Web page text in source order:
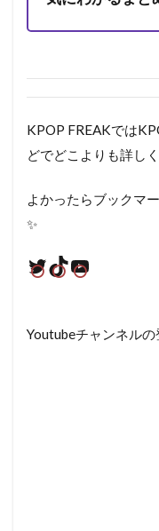
KPOP FREAKでは
どでどこよりも詳し
よかったらブックマ
✨
Twitter
TikTok
YouTube
Youtubeチャンネル